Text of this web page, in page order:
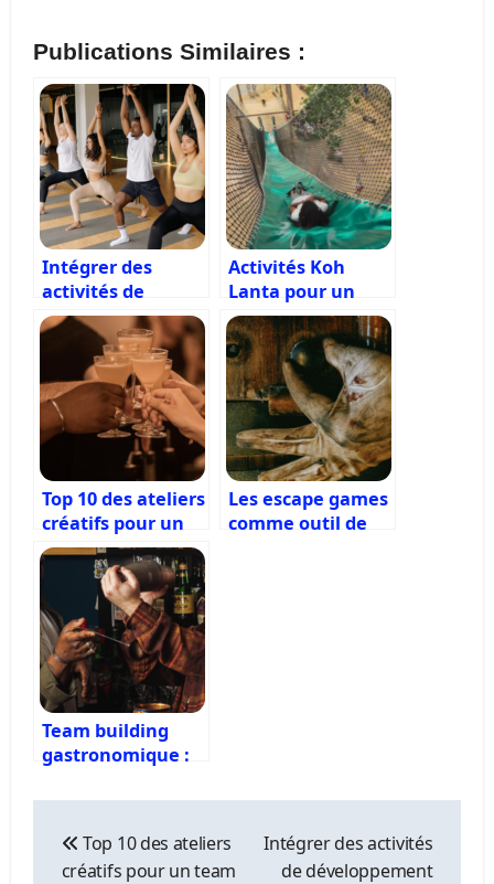
Publications Similaires :
Intégrer des
activités de
développement
personnel dans
vos sessions de
team building
Activités Koh
Lanta pour un
team building à
Paris
Top 10 des ateliers
créatifs pour un
team building
original et
inspirant
Les escape games
comme outil de
Team building
gastronomique :
autour de la
dégustation
l’article
Top 10 des ateliers
créatifs pour un team
Intégrer des activités
de développement